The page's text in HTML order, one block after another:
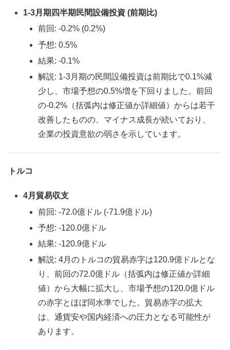
1-3月期四半期民間設備投資 (前期比)
前回: -0.2% (0.2%)
予想: 0.5%
結果: -0.1%
解説: 1-3月期の民間設備投資は前期比で0.1%減
少し、市場予想の0.5%増を下回りました。前回
の-0.2%（括弧内は修正値か詳細値）からは若干
改善したものの、マイナス成長が続いており、
企業の投資意欲の弱さを示しています。
トルコ
4月貿易収支
前回: -72.0億ドル (-71.9億ドル)
予想: -120.0億ドル
結果: -120.9億ドル
解説: 4月のトルコの貿易赤字は120.9億ドルとな
り、前回の72.0億ドル（括弧内は修正値か詳細
値）から大幅に拡大し、市場予想の120.0億ドル
の赤字とほぼ同水準でした。貿易赤字の拡大
は、通貨安や国内経済への圧力となる可能性が
あります。